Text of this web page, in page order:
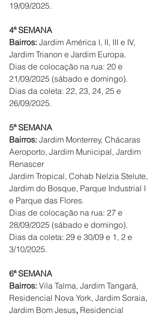
19/09/2025.
4ª SEMANA
Bairros: Jardim América I, II, III e IV,
Jardim Trianon e Jardim Europa.
Dias de colocação na rua: 20 e
21/09/2025 (sábado e domingo).
Dias da coleta: 22, 23, 24, 25 e
26/09/2025.
5ª SEMANA
Bairros: Jardim Monterrey, Chácaras
Aeroporto, Jardim Municipal, Jardim
Renascer
Jardim Tropical, Cohab Nelzia Stelute,
Jardim do Bosque, Parque Industrial I
e Parque das Flores.
Dias de colocação na rua: 27 e
28/09/2025 (sábado e domingo).
Dias da coleta: 29 e 30/09 e 1, 2 e
3/10/2025.
6ª SEMANA
Bairros: Vila Talma, Jardim Tangará,
Residencial Nova York, Jardim Soraia,
Jardim Bom Jesus, Residencial